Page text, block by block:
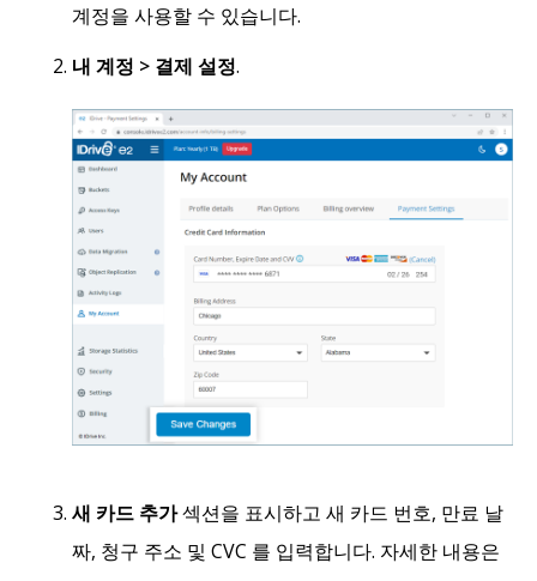
계정을 사용할 수 있습니다.
내 계정 > 결제 설정.
새 카드 추가섹션을 표시하고 새 카드 번호, 만료 날
짜, 청구 주소 및 CVC 를 입력합니다. 자세한 내용은